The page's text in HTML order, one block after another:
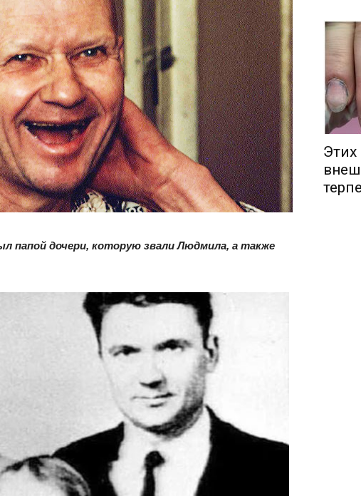
папой дочери, которую звали Людмила, а также